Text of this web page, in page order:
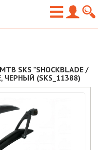
SKS "SHOCKBLADE /
(SKS_11388)